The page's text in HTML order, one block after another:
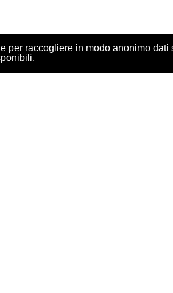
per raccogliere in modo anonimo dati